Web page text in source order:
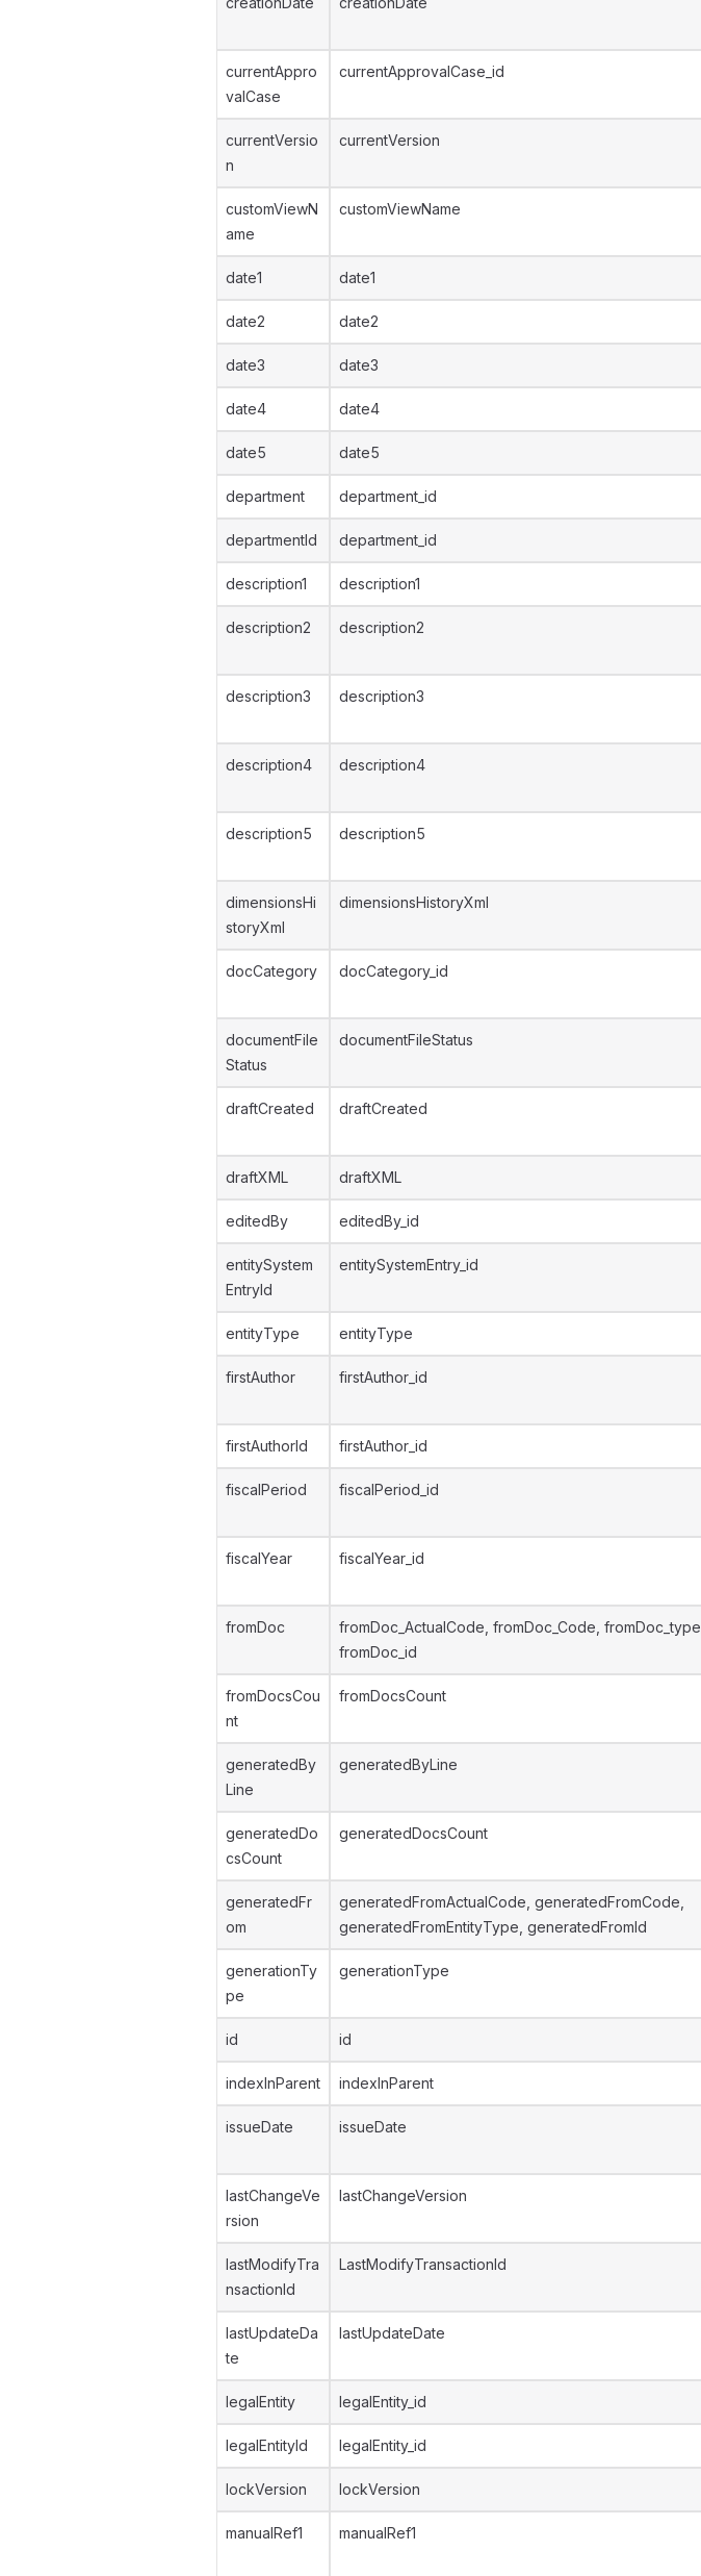
currentAppro
valCase
currentApprovalCase_id
currentVersio
n
currentVersion
customViewN
ame
customViewName
date1 date1
date2 date2
date3 date3
date4 date4
date5 date5
department department_id
departmentId department_id
description1 description1
description2 description2
description3 description3
description4 description4
description5 description5
dimensionsHi
storyXml
dimensionsHistoryXml
docCategory docCategory_id
documentFile
Status
documentFileStatus
draftCreated draftCreated
draftXML draftXML
editedBy editedBy_id
entitySystem
EntryId
entitySystemEntry_id
entityType entityType
firstAuthor firstAuthor_id
firstAuthorId firstAuthor_id
fiscalPeriod fiscalPeriod_id
fiscalYear fiscalYear_id
fromDoc
fromDoc_ActualCode, fromDoc_Code, fromDoc_type,
fromDoc_id
fromDocsCou
nt
fromDocsCount
generatedBy
Line
generatedByLine
generatedDo
csCount
generatedDocsCount
generatedFr
om
generatedFromActualCode, generatedFromCode,
generatedFromEntityType, generatedFromId
generationTy
pe
generationType
id id
indexInParent indexInParent
issueDate issueDate
lastChangeVe
rsion
lastChangeVersion
lastModifyTra
nsactionId
LastModifyTransactionId
lastUpdateDa
te
lastUpdateDate
legalEntity legalEntity_id
legalEntityId legalEntity_id
lockVersion lockVersion
manualRef1 manualRef1